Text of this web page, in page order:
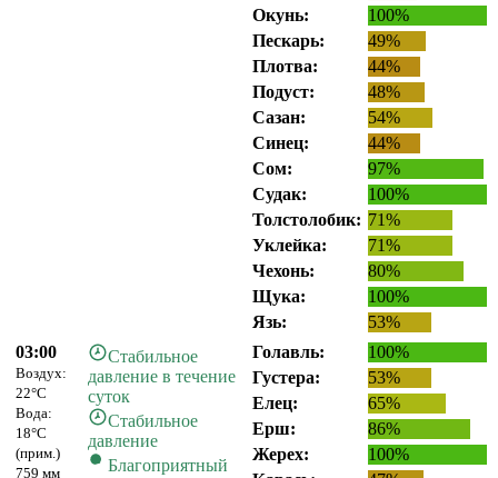
Окунь:
100%
Пескарь:
49%
Плотва:
44%
Подуст:
48%
Сазан:
54%
Синец:
44%
Сом:
97%
Судак:
100%
Толстолобик: 71%
Уклейка:
71%
Чехонь:
80%
Щука:
100%
Язь:
53%
03:00
Воздух:
22°C
Вода:
18°C
(прим.)
759 мм
Стабильное
давление в течение
суток
Стабильное
давление
Благоприятный
Голавль:
100%
Густера:
53%
Елец:
65%
Ерш:
86%
Жерех:
100%